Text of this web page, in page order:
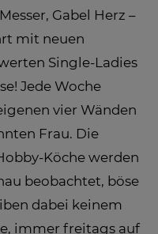
Gabel Herz –
mit neuen
Single-Ladies
Jede Woche
vier Wänden
Frau. Die
Köche werden
beobachtet, böse
dabei keinem
immer freitags auf